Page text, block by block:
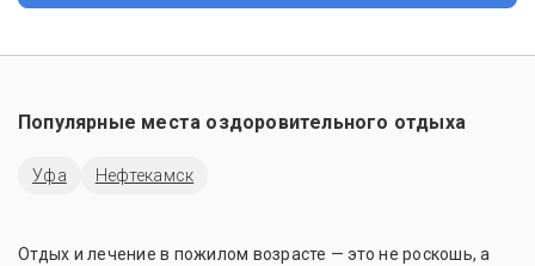
Популярные места оздоровительного отдыха
Уфа Нефтекамск
Отдых и лечение в пожилом возрасте — это не роскошь, а